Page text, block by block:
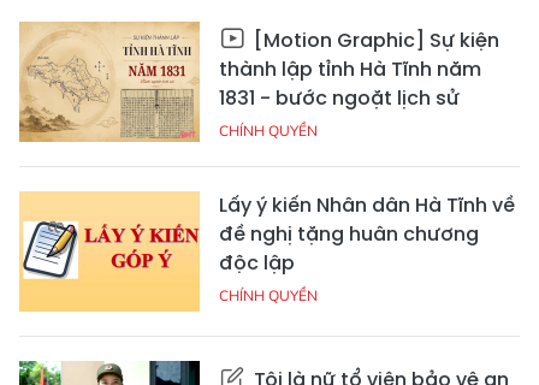
[Motion Graphic] Sự kiện
thành lập tỉnh Hà Tĩnh năm
1831 - bước ngoặt lịch sử
CHÍNH QUYỀN
Lấy ý kiến Nhân dân Hà Tĩnh về
đề nghị tặng huân chương
độc lập
CHÍNH QUYỀN